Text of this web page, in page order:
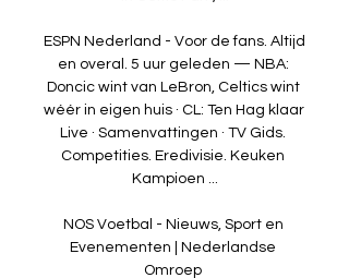
ESPN Nederland - Voor de fans. Altijd
en overal. 5 uur geleden — NBA:
Doncic wint van LeBron, Celtics wint
wéér in eigen huis · CL: Ten Hag klaar
Live · Samenvattingen · TV Gids.
Competities. Eredivisie. Keuken
Kampioen ...
NOS Voetbal - Nieuws, Sport en
Evenementen | Nederlandse
Omroep